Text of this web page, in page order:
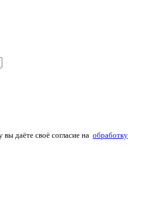
даёте своё согласие на обработку